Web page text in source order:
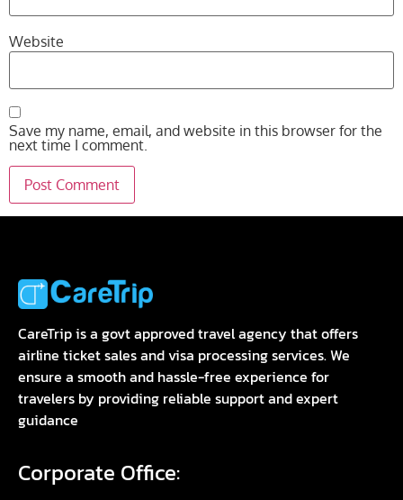
Website
Save my name, email, and website in this browser for the
next time I comment.
CareTrip is a govt approved travel agency that offers
airline ticket sales and visa processing services. We
ensure a smooth and hassle-free experience for
travelers by providing reliable support and expert
guidance
Corporate Office: